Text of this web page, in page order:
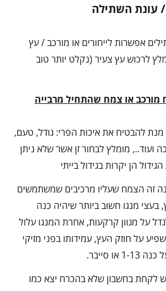
עונת השתילה
אפשרות לייחורים או מורכב / עץ
לרכוש עץ צעיר (נקלט יותר טוב
מורכב או צמח שהתחיל מרבייה
מנת להבטיח את איכות הפרי: גודל, טעם,
ועוד.., מומלץ לבחור זן אשר שלא ניתן
הן יקרות בגידול בייתי
זה הצמח שעליו מרכיבים שמשתמשים
מנגו חשוב ביותר שיהיה כנה
על מגוון קרקעות, אחרת המנגו עלול
על חוזק העץ, עמידותו בפני מזיקי
סייבר.
לקחת בחשבון שלא בהכרח יצא כמו